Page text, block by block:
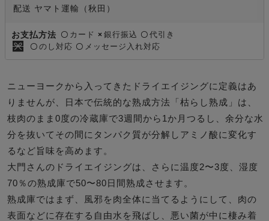
配送 ヤマト運輸（秋田）
お支払方法 〇 カード × 銀行振込 〇 代引き
〇 のし対応 〇 メッセージ入れ対応
ニューヨークから入ってきたドライエイジングに定義はあ
りませんが、日本で伝統的な熟成方法「枯らし熟成」は、
枝肉のまま0度の冷蔵庫で3週間から1か月つるし、余分な水
分を抜いてその間にタンパク質が分解しアミノ酸に変化す
るなど旨味を高めます。
大門さんのドライエイジングは、さらに温度2〜3度、湿度
70％の熟成庫で50〜80日間熟成させます。
熟成庫ではまず、風邪を肉全体に当てるようにして、肉の
表面などに存在する自由水を飛ばし、悪い菌が中に棲み着